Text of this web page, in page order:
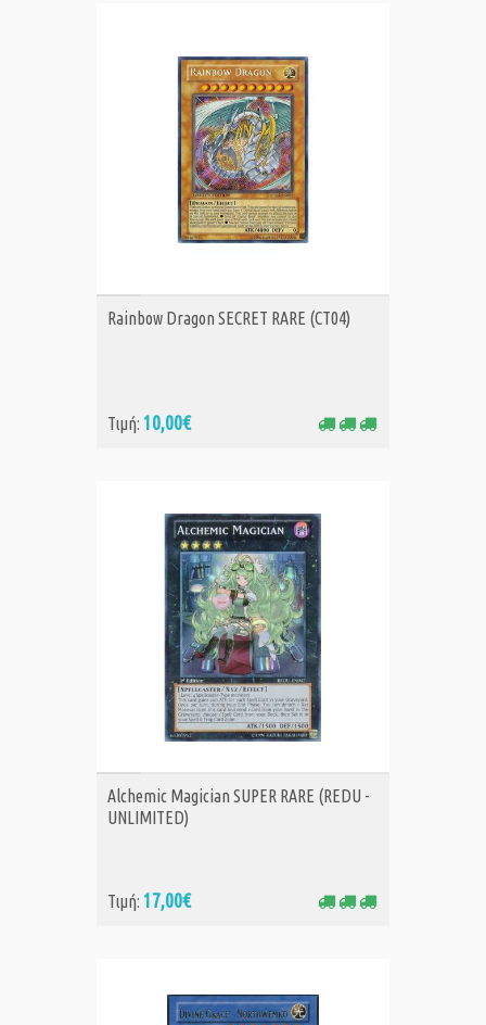
ΑΓΟΡΑ
Rainbow Dragon SECRET RARE (CT04)
Τιμή: 10,00€
ΑΓΟΡΑ
Alchemic Magician SUPER RARE (REDU -
UNLIMITED)
Τιμή: 17,00€